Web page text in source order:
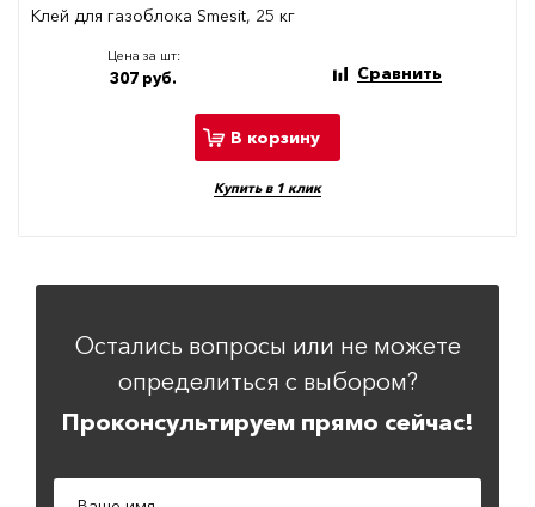
Клей для газоблока Smesit, 25 кг
Цена за шт:
307 руб. Сравнить
В корзину
Купить в 1 клик
Остались вопросы или не можете
определиться с выбором?
Проконсультируем прямо сейчас!